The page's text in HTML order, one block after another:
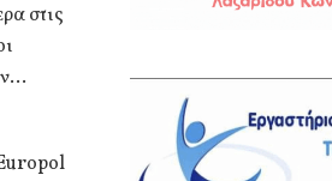
στις